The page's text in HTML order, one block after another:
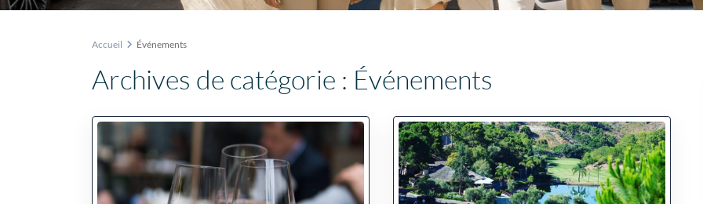
Accueil Événements
Archives de catégorie : Événements